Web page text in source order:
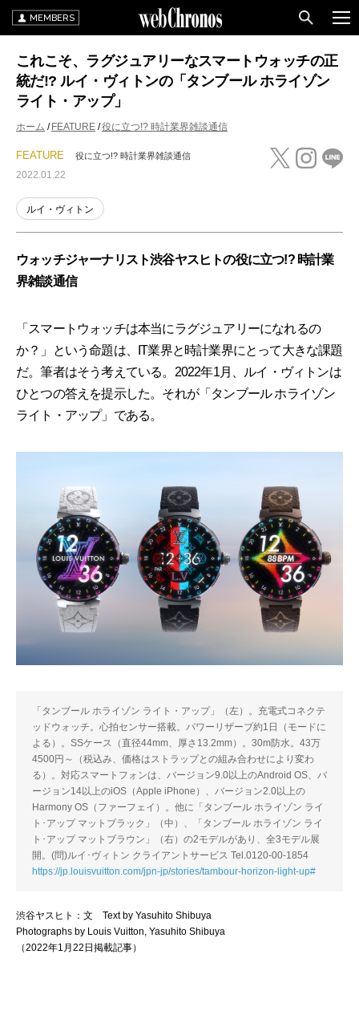
MEMBERS
これこそ、ラグジュアリーなスマートウォッチの正
統だ!? ルイ・ヴィトンの「タンブール ホライゾン
ライト・アップ」
ホーム FEATURE 役に立つ!? 時計業界雑談通信
FEATURE 役に立つ!? 時計業界雑談通信
2022.01.22
ルイ・ヴィトン
ウォッチジャーナリスト渋谷ヤスヒトの役に立つ!? 時計業
界雑談通信
「スマートウォッチは本当にラグジュアリーになれるの
か？」という命題は、IT業界と時計業界にとって大きな課題
だ。筆者はそう考えている。2022年1月、ルイ・ヴィトンは
ひとつの答えを提示した。それが「タンブール ホライゾン
ライト・アップ」である。
「タンブール ホライゾン ライト・アップ」（左）。充電式コネクテ
ッドウォッチ。心拍センサー搭載。パワーリザーブ約1日（モードに
よる）。SSケース（直径44mm、厚さ13.2mm）。30m防水。43万
4500円～（税込み、価格はストラップとの組み合わせにより変わ
る）。対応スマートフォンは、バージョン9.0以上のAndroid OS、バ
ージョン14以上のiOS（Apple iPhone）、バージョン2.0以上の
Harmony OS（ファーフェイ）。他に「タンブール ホライゾン ライ
ト･アップ マットブラック」（中）、「タンブール ホライゾン ライ
ト･アップ マットブラウン」（右）の2モデルがあり、全3モデル展
開。(問)ルイ･ヴィトン クライアントサービス Tel.0120-00-1854
https://jp.louisvuitton.com/jpn-jp/stories/tambour-horizon-light-up#
渋谷ヤスヒト：文 Text by Yasuhito Shibuya
Photographs by Louis Vuitton, Yasuhito Shibuya
（2022年1月22日掲載記事）